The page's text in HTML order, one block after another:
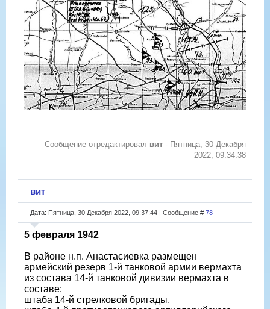
Сообщение отредактировал вит - Пятница, 30 Декабря
2022, 09:34:38
вит
Дата: Пятница, 30 Декабря 2022, 09:37:44 | Сообщение # 78
5 февраля 1942
В районе н.п. Анастасиевка размещен
армейский резерв 1-й танковой армии вермахта
из состава 14-й танковой дивизии вермахта в
составе:
штаба 14-й стрелковой бригады,